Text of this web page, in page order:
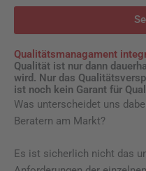
to
c
h
u
z
l
t
e
r
n
t
Qualitätsmanagament
Qualität ist nur dann
wird. Nur das
ist noch kein Garant für
Was unterscheidet uns
Beratern am Markt?
Es ist sicherlich nicht das